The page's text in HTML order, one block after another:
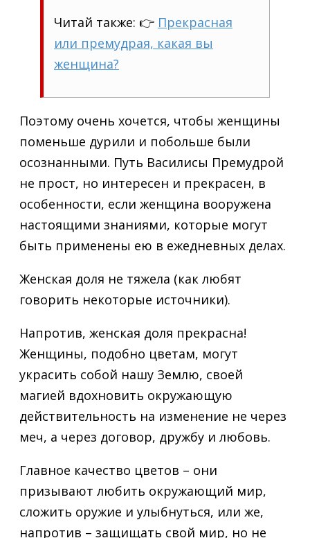
Читай также: 👉 Прекрасная
или премудрая, какая вы
женщина?
Поэтому очень хочется, чтобы женщины
поменьше дурили и побольше были
осознанными. Путь Василисы Премудрой
не прост, но интересен и прекрасен, в
особенности, если женщина вооружена
настоящими знаниями, которые могут
быть применены ею в ежедневных делах.
Женская доля не тяжела (как любят
говорить некоторые источники).
Напротив, женская доля прекрасна!
Женщины, подобно цветам, могут
украсить собой нашу Землю, своей
магией вдохновить окружающую
действительность на изменение не через
меч, а через договор, дружбу и любовь.
Главное качество цветов – они
призывают любить окружающий мир,
сложить оружие и улыбнуться, или же,
напротив – защищать свой мир, но не